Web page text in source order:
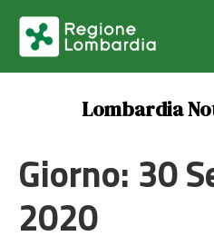
Lombardia
Giorno: 30
2020